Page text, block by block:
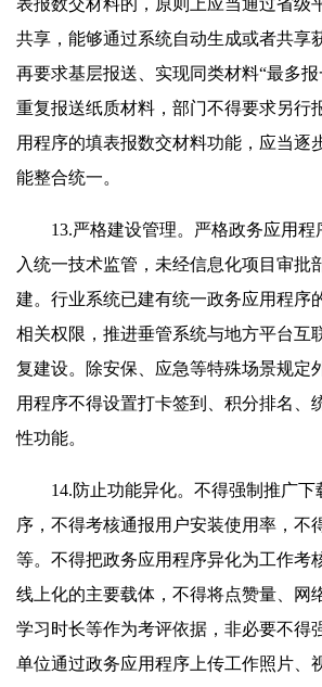
表报数交材料的，原则上应当通过省级
共享，能够通过系统自动生成或者共享
再要求基层报送、实现同类材料“最多
重复报送纸质材料，部门不得要求另行
用程序的填表报数交材料功能，应当逐
能整合统一。
13.严格建设管理。严格政务应用程
入统一技术监管，未经信息化项目审批
建。行业系统已建有统一政务应用程序
相关权限，推进垂管系统与地方平台互
复建设。除安保、应急等特殊场景规定
用程序不得设置打卡签到、积分排名、
性功能。
14.防止功能异化。不得强制推广下
序，不得考核通报用户安装使用率，不
等。不得把政务应用程序异化为工作考
线上化的主要载体，不得将点赞量、网
学习时长等作为考评依据，非必要不得
单位通过政务应用程序上传工作照片、